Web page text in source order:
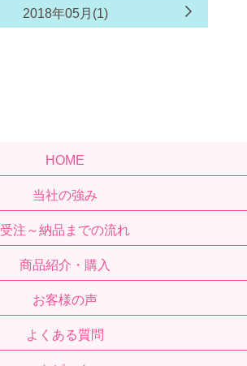
2018年05月(1)
HOME
当社の強み
受注～納品までの流れ
商品紹介・購入
お客様の声
よくある質問